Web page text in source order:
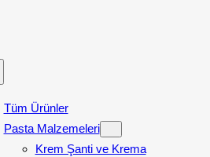
Tüm Ürünler
Pasta Malzemeleri
Krem Şanti ve Krema